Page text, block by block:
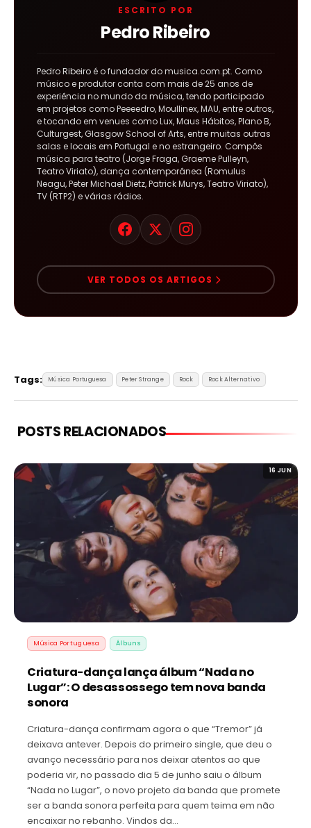
ESCRITO POR
Pedro Ribeiro
Pedro Ribeiro é o fundador do musica.com.pt. Como
músico e produtor conta com mais de 25 anos de
experiência no mundo da música, tendo participado
em projetos como Peeeedro, Moullinex, MAU, entre outros,
e tocando em venues como Lux, Maus Hábitos, Plano B,
Culturgest, Glasgow School of Arts, entre muitas outras
salas e locais em Portugal e no estrangeiro. Compôs
música para teatro (Jorge Fraga, Graeme Pulleyn,
Teatro Viriato), dança contemporânea (Romulus
Neagu, Peter Michael Dietz, Patrick Murys, Teatro Viriato),
TV (RTP2) e várias rádios.
VER TODOS OS ARTIGOS
Tags: Música Portuguesa Peter Strange Rock Rock Alternativo
POSTS RELACIONADOS
16 JUN
Música Portuguesa Álbuns
Criatura-dança lança álbum “Nada no
Lugar”: O desassossego tem nova banda
sonora
Criatura-dança confirmam agora o que “Tremor” já
deixava antever. Depois do primeiro single, que deu o
avanço necessário para nos deixar atentos ao que
poderia vir, no passado dia 5 de junho saiu o álbum
“Nada no Lugar”, o novo projeto da banda que promete
ser a banda sonora perfeita para quem teima em não
encaixar no rebanho. Vindos da…